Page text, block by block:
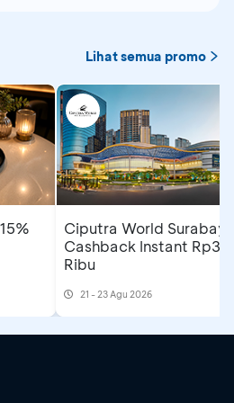
Lihat semua promo
Ciputra World
Cashback Instant Rp30
Ribu
21 - 23 Agu 2026